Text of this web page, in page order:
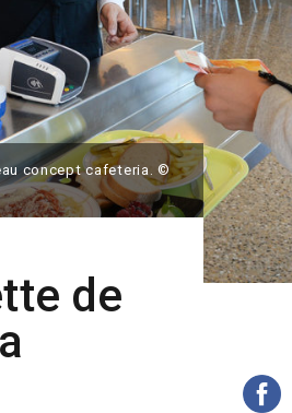
concept cafeteria. ©
de